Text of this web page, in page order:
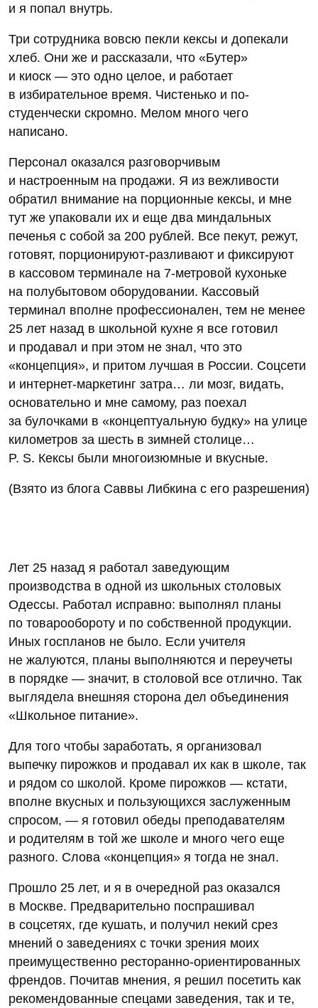
и я попал внутрь.
Три сотрудника вовсю пекли кексы и допекали
хлеб. Они же и рассказали, что «Бутер»
и киоск — это одно целое, и работает
в избирательное время. Чистенько и по-
студенчески скромно. Мелом много чего
написано.
Персонал оказался разговорчивым
и настроенным на продажи. Я из вежливости
обратил внимание на порционные кексы, и мне
тут же упаковали их и еще два миндальных
печенья с собой за 200 рублей. Все пекут, режут,
готовят, порционируют-разливают и фиксируют
в кассовом терминале на 7‑метровой кухоньке
на полубытовом оборудовании. Кассовый
терминал вполне профессионален, тем не менее
25 лет назад в школьной кухне я все готовил
и продавал и при этом не знал, что это
«концепция», и притом лучшая в России. Соцсети
и интернет-маркетинг затра… ли мозг, видать,
основательно и мне самому, раз поехал
за булочками в «концептуальную будку» на улице
километров за шесть в зимней столице…
P. S. Кексы были многоизюмные и вкусные.
(Взято из блога Саввы Либкина с его разрешения)
Лет 25 назад я работал заведующим
производства в одной из школьных столовых
Одессы. Работал исправно: выполнял планы
по товарообороту и по собственной продукции.
Иных госпланов не было. Если учителя
не жалуются, планы выполняются и переучеты
в порядке — значит, в столовой все отлично. Так
выглядела внешняя сторона дел объединения
«Школьное питание».
Для того чтобы заработать, я организовал
выпечку пирожков и продавал их как в школе, так
и рядом со школой. Кроме пирожков — кстати,
вполне вкусных и пользующихся заслуженным
спросом, — я готовил обеды преподавателям
и родителям в той же школе и много чего еще
разного. Слова «концепция» я тогда не знал.
Прошло 25 лет, и я в очередной раз оказался
в Москве. Предварительно поспрашивал
в соцсетях, где кушать, и получил некий срез
мнений о заведениях с точки зрения моих
преимущественно ресторанно-ориентированных
френдов. Почитав мнения, я решил посетить как
рекомендованные спецами заведения, так и те,